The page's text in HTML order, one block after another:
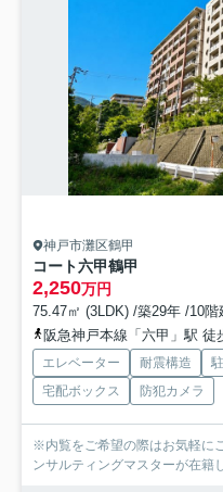
神戸市灘区鶴甲
コート六甲鶴甲
2,250万円
75.47㎡ (3LDK) /築29年 /10階
阪急神戸本線「六甲」駅 徒
エレベーター 耐震構造
宅配ボックス
防犯カメラ
※内覧をご希望の際はお気軽にご連絡ください
ンサルティングマスターが在籍